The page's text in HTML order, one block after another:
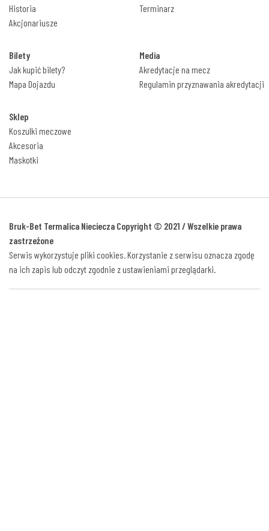
Historia
Akcjonariusze
Terminarz
Bilety
Jak kupić bilety?
Mapa Dojazdu
Media
Akredytacje na mecz
Regulamin przyznawania akredytacji
Sklep
Koszulki meczowe
Akcesoria
Maskotki
Bruk-Bet Termalica Nieciecza Copyright © 2021 / Wszelkie prawa
zastrzeżone
Serwis wykorzystuje pliki cookies. Korzystanie z serwisu oznacza zgodę
na ich zapis lub odczyt zgodnie z ustawieniami przeglądarki.